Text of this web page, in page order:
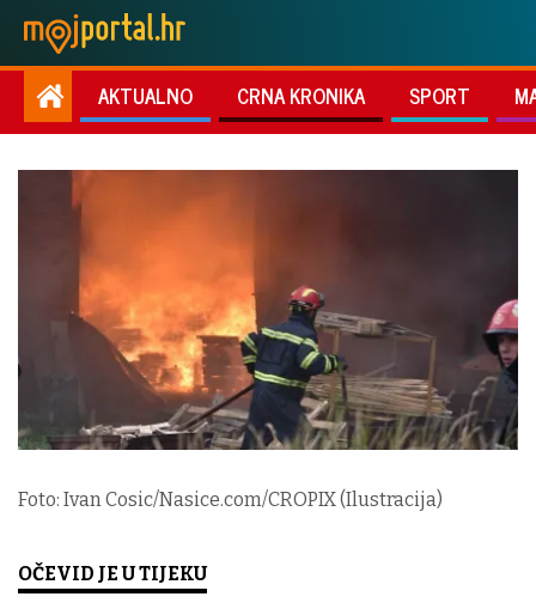
AKTUALNO CRNA KRONIKA SPORT
Foto: Ivan Cosic/Nasice.com/CROPIX (Ilustracija)
OČEVID JE U TIJEKU